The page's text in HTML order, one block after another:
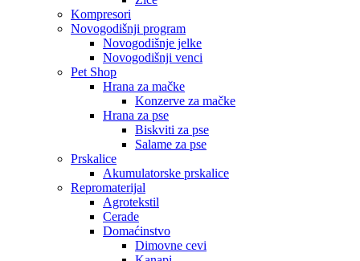
Kompresori
Novogodišnji program
Novogodišnje jelke
Novogodišnji venci
Pet Shop
Hrana za mačke
Konzerve za mačke
Hrana za pse
Biskviti za pse
Salame za pse
Prskalice
Akumulatorske prskalice
Repromaterijal
Agrotekstil
Cerade
Domaćinstvo
Dimovne cevi